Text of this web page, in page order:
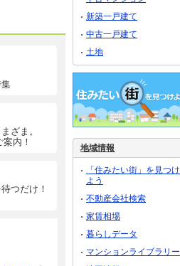
ざま。
内！
つだけ！
新築一戸建て
中古一戸建て
土地
地域情報
「住みたい街」を見つけ
よう
不動産会社検索
家賃相場
暮らしデータ
マンションライブラリー